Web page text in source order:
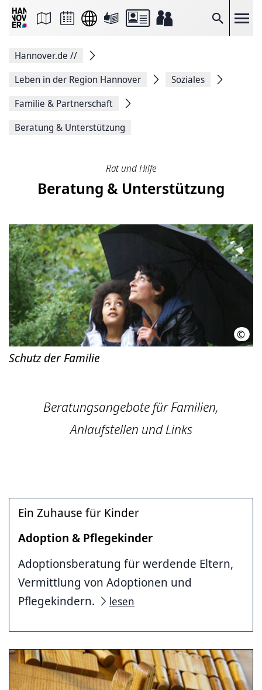
Suche
Seite
Facebook
teilen
Seitenlink
Seite
Hannover.de //
Leben in der Region Hannover
Soziales
Familie & Partnerschaft
Beratung & Unterstützung
Rat und Hilfe
Beratung & Unterstützung
©
Schutz der Familie
Beratungsangebote für Familien,
Anlaufstellen und Links
Ein Zuhause für Kinder
Adoption & Pflegekinder
Adoptionsberatung für werdende Eltern,
Vermittlung von Adoptionen und
Pflegekindern.
lesen